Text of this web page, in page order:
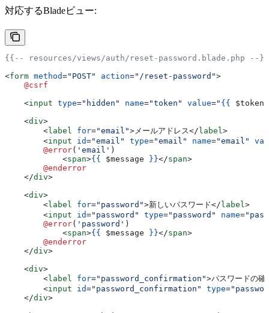
対応するBladeビュー:
{{-- resources/views/auth/reset-password.blade.php --}}
<form method="POST" action="/reset-password">
    @csrf
    <
input type="hidden" name="token" value=" {{ $token
    <
div>
        <
label for="email">メールアドレス</ label>
        <
input id="email" type="email" name="email"
        @error
( 'email' )
            <
span>{{ $message }}</span>
        @enderror
    </
div>
    <
div>
        <
label for="password">新しいパスワード</ label>
        <
input id="password" type="password" name=
        @error
( 'password' )
            <
span>{{ $message }}</span>
        @enderror
    </
div>
    <
div>
        <
label for="password_confirmation">パスワードの確
        <
input id="password_confirmation" type=
    </
div>